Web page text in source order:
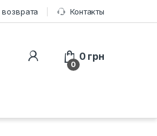
Контакты
0
0 грн